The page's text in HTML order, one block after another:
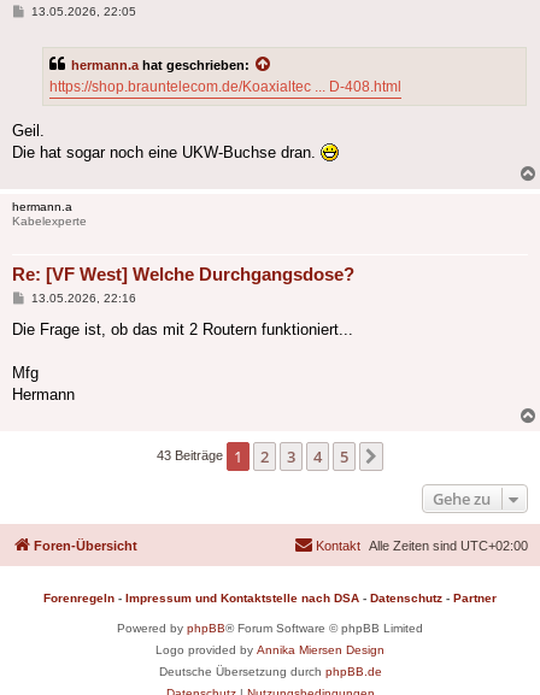
Beitrag
13.05.2026, 22:05
hermann.a hat geschrieben:
https://shop.brauntelecom.de/Koaxialtec ... D-408.html
Geil.
Die hat sogar noch eine UKW-Buchse dran.
hermann.a
Kabelexperte
Re: [VF West] Welche Durchgangsdose?
Beitrag
13.05.2026, 22:16
Die Frage ist, ob das mit 2 Routern funktioniert...
Mfg
Hermann
43 Beiträge 1 2 3 4 5
Gehe zu
Foren-Übersicht Alle Zeiten sind UTC+02:00
Kontakt
Forenregeln - Impressum und Kontaktstelle nach DSA - Datenschutz - Partner
Powered by phpBB® Forum Software © phpBB Limited
Logo provided by Annika Miersen Design
Deutsche Übersetzung durch phpBB.de